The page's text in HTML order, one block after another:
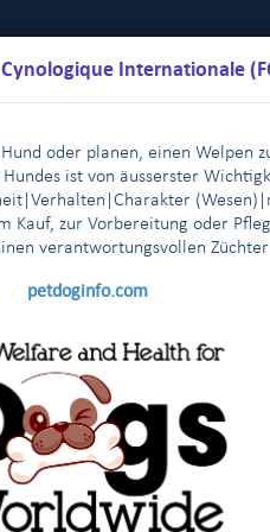
Internationale
oder planen, einen Welpen
ist von äusserster
(Wesen)
Kauf, zur Vorbereitung oder
verantwortungsvollen Züchter
petdoginfo.com
Ergebnisse
July 6th, 2017
Anmeldungen | Letzte
treffen sich mit einem der
Asien und Pazifik |
PRESS